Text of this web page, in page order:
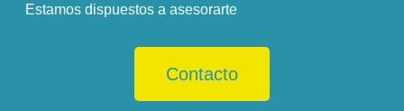
Estamos dispuestos a asesorarte
Contacto